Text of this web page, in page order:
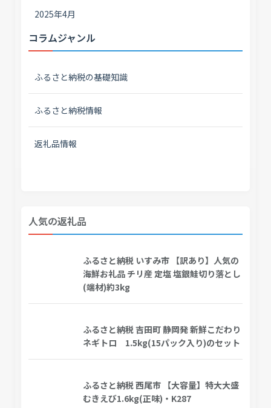
2025年4月
コラムジャンル
ふるさと納税の基礎知識
ふるさと納税情報
返礼品情報
人気の返礼品
ふるさと納税 いすみ市 【訳あり】人気の
海鮮お礼品 チリ産 定塩 塩銀鮭切り落とし
(端材)約3kg
ふるさと納税 吉田町 静岡発 新鮮こだわり
ネギトロ 1.5kg(15パック入り)のセット
ふるさと納税 西尾市 【大容量】特大大盛
むきえび1.6kg(正味)・K287